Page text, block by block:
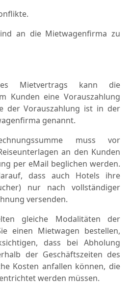
an die Mietwagenfirma zu
Mietvertrags kann die
Kunden eine Vorauszahlung
der Vorauszahlung ist in der
genannt.
muss vor
an den Kunden
per eMail beglichen werden.
dass auch Hotels ihre
nur nach vollständiger
versenden.
gleiche Modalitäten der
einen Mietwagen bestellen,
dass bei Abholung
der Geschäftszeiten des
Kosten anfallen können, die
werden müssen.